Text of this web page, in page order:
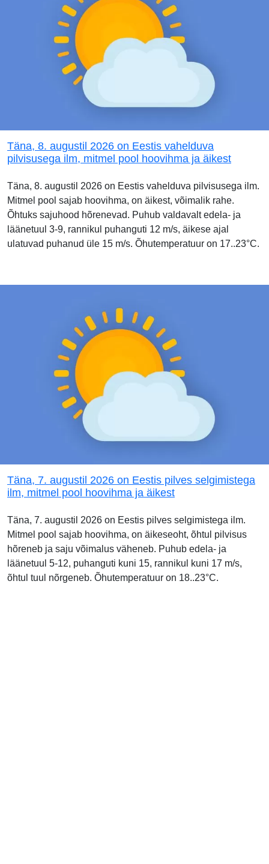
Täna, 8. augustil 2026 on Eestis vahelduva
pilvisusega ilm, mitmel pool hoovihma ja äikest
Täna, 8. augustil 2026 on Eestis vahelduva pilvisusega ilm.
Mitmel pool sajab hoovihma, on äikest, võimalik rahe.
Õhtuks sajuhood hõrenevad. Puhub valdavalt edela- ja
läänetuul 3-9, rannikul puhanguti 12 m/s, äikese ajal
ulatuvad puhanud üle 15 m/s. Õhutemperatuur on 17..23°C.
Täna, 7. augustil 2026 on Eestis pilves selgimistega
ilm, mitmel pool hoovihma ja äikest
Täna, 7. augustil 2026 on Eestis pilves selgimistega ilm.
Mitmel pool sajab hoovihma, on äikeseoht, õhtul pilvisus
hõreneb ja saju võimalus väheneb. Puhub edela- ja
läänetuul 5-12, puhanguti kuni 15, rannikul kuni 17 m/s,
õhtul tuul nõrgeneb. Õhutemperatuur on 18..23°C.